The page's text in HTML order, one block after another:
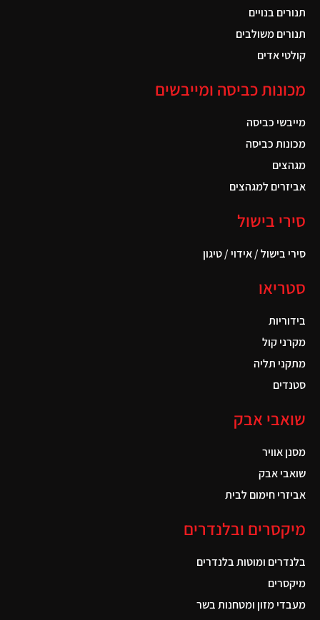
תנורים בנויים
תנורים משולבים
קולטי אדים
מכונות כביסה ומייבשים
מייבשי כביסה
מכונות כביסה
מגהצים
אביזרים למגהצים
סירי בישול
סירי בישול / אידוי / טיגון
סטריאו
בידוריות
מקרני קול
מתקני תליה
סטנדים
שואבי אבק
מסנן אוויר
שואבי אבק
אביזרי חימום לבית
מיקסרים ובלנדרים
בלנדרים ומוטות בלנדרים
מיקסרים
מעבדי מזון ומטחנות בשר